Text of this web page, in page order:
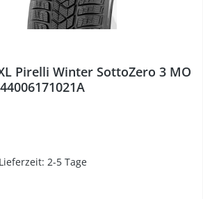
Pirelli Winter SottoZero 3 MO
2-5 Tage